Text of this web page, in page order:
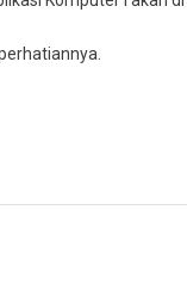
Aplikom